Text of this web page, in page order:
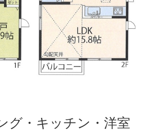
グ・キッチン・洋室